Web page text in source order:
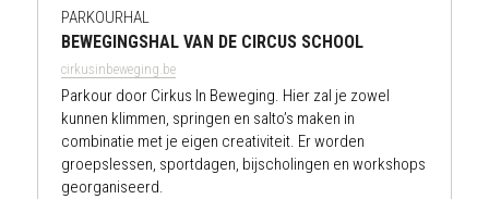
PARKOURHAL
BEWEGINGSHAL VAN DE CIRCUS SCHOOL
cirkusinbeweging.be
Parkour door Cirkus In Beweging. Hier zal je zowel
kunnen klimmen, springen en salto’s maken in
combinatie met je eigen creativiteit. Er worden
groepslessen, sportdagen, bijscholingen en workshops
georganiseerd.